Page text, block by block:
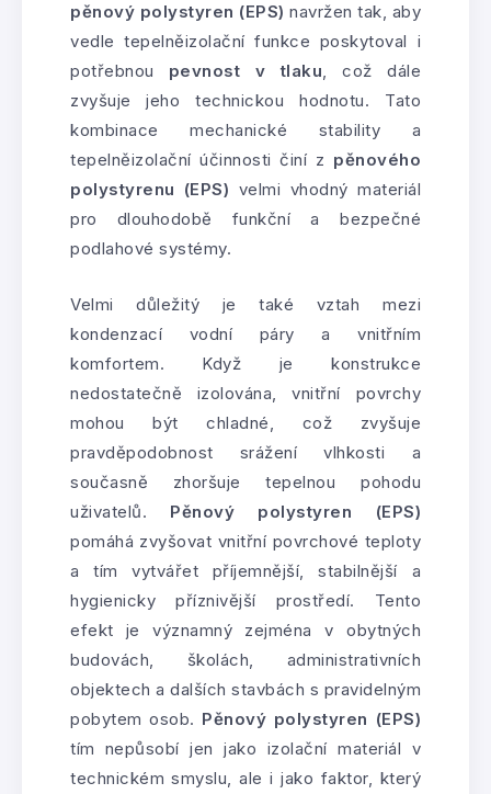
pěnový polystyren (EPS) navržen tak, aby
vedle tepelněizolační funkce poskytoval i
potřebnou pevnost v tlaku, což dále
zvyšuje jeho technickou hodnotu. Tato
kombinace mechanické stability a
tepelněizolační účinnosti činí z pěnového
polystyrenu (EPS) velmi vhodný materiál
pro dlouhodobě funkční a bezpečné
podlahové systémy.
Velmi důležitý je také vztah mezi
kondenzací vodní páry a vnitřním
komfortem. Když je konstrukce
nedostatečně izolována, vnitřní povrchy
mohou být chladné, což zvyšuje
pravděpodobnost srážení vlhkosti a
současně zhoršuje tepelnou pohodu
uživatelů. Pěnový polystyren (EPS)
pomáhá zvyšovat vnitřní povrchové teploty
a tím vytvářet příjemnější, stabilnější a
hygienicky příznivější prostředí. Tento
efekt je významný zejména v obytných
budovách, školách, administrativních
objektech a dalších stavbách s pravidelným
pobytem osob. Pěnový polystyren (EPS)
tím nepůsobí jen jako izolační materiál v
technickém smyslu, ale i jako faktor, který